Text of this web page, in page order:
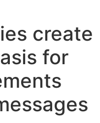
create
for